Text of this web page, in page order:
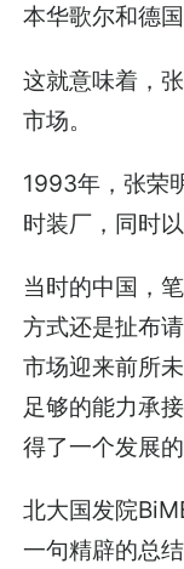
本华歌尔和德国
这就意味着，
市场。
1993年，张荣
时装厂，同时
当时的中国，
方式还是扯布
市场迎来前所
足够的能力承
得了一个发展的
北大国发院
一句精辟的总